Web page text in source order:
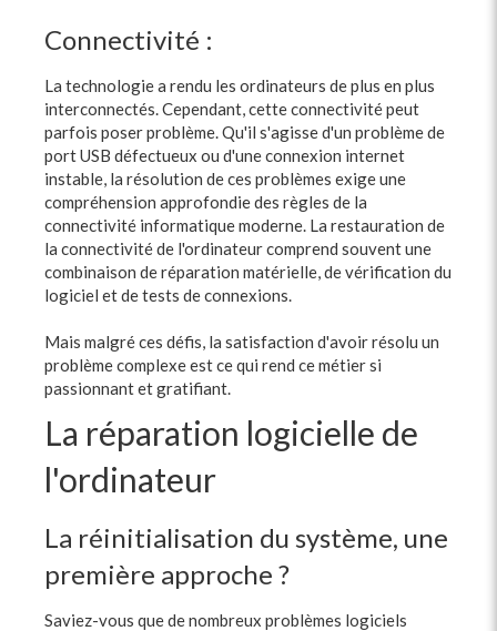
Connectivité :
La technologie a rendu les ordinateurs de plus en plus
interconnectés. Cependant, cette connectivité peut
parfois poser problème. Qu'il s'agisse d'un problème de
port USB défectueux ou d'une connexion internet
instable, la résolution de ces problèmes exige une
compréhension approfondie des règles de la
connectivité informatique moderne. La restauration de
la connectivité de l'ordinateur comprend souvent une
combinaison de réparation matérielle, de vérification du
logiciel et de tests de connexions.
Mais malgré ces défis, la satisfaction d'avoir résolu un
problème complexe est ce qui rend ce métier si
passionnant et gratifiant.
La réparation logicielle de
l'ordinateur
La réinitialisation du système, une
première approche ?
Saviez-vous que de nombreux problèmes logiciels